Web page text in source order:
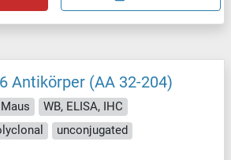
Antikörper (AA 32-204)
WB, ELISA, IHC
unconjugated